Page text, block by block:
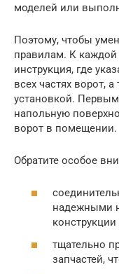
моделей или
Поэтому, чтобы
правилам. К каждой
инструкция, где
всех частях ворот,
установкой.
напольную
ворот в помещении.
Обратите особое
надежными
тщательно
запчастей,